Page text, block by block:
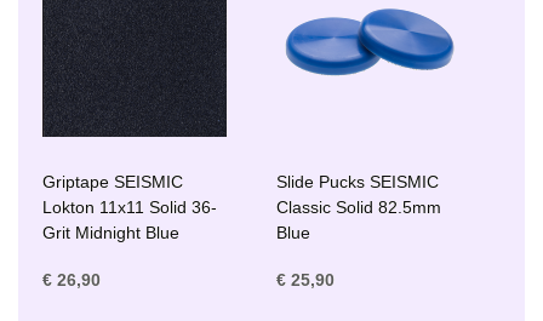
Griptape SEISMIC
Lokton 11x11 Solid 36-
Grit Midnight Blue
€ 26,90
Slide Pucks SEISMIC
Classic Solid 82.5mm
Blue
€ 25,90